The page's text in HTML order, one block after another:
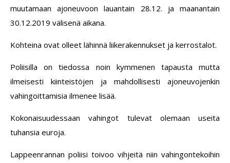
muutamaan ajoneuvoon lauantain 28.12. ja maanantain
30.12.2019 välisenä aikana.
Kohteina ovat olleet lähinnä liikerakennukset ja kerrostalot.
Poliisilla on tiedossa noin kymmenen tapausta mutta
ilmeisesti kiinteistöjen ja mahdollisesti ajoneuvojenkin
vahingoittamisia ilmenee lisää.
Kokonaisuudessaan vahingot tulevat olemaan useita
tuhansia euroja.
Lappeenrannan poliisi toivoo vihjeitä niin vahingontekoihin